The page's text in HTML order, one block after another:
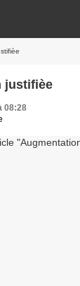
justifièe
08:28